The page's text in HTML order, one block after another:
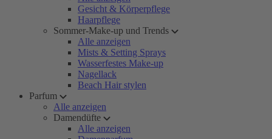
Gesicht & Körperpflege
Haarpflege
Sommer-Make-up und Trends
Alle anzeigen
Mists & Setting Sprays
Wasserfestes Make-up
Nagellack
Beach Hair stylen
Parfum
Alle anzeigen
Damendüfte
Alle anzeigen